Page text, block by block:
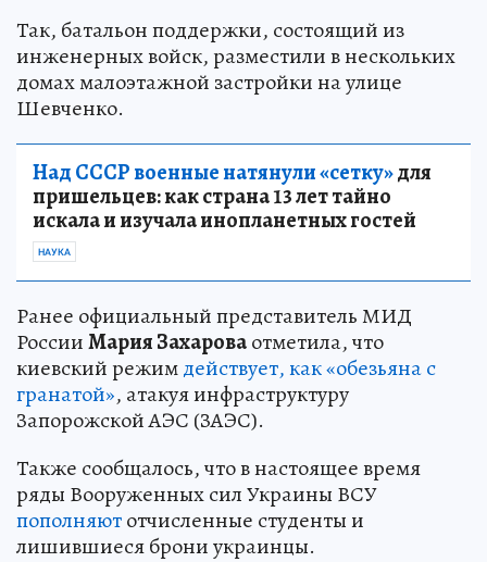
Так, батальон поддержки, состоящий из
инженерных войск, разместили в нескольких
домах малоэтажной застройки на улице
Шевченко.
Над СССР военные натянули «сетку»для
пришельцев: как страна 13 лет тайно
искала и изучала инопланетных гостей
НАУКА
Ранее официальный представитель МИД
РоссииМария Захароваотметила, что
киевский режимдействует, как «обезьяна с
гранатой», атакуя инфраструктуру
Запорожской АЭС (ЗАЭС).
Также сообщалось, что в настоящее время
ряды Вооруженных сил Украины ВСУ
пополняютотчисленные студенты и
лишившиеся брони украинцы.